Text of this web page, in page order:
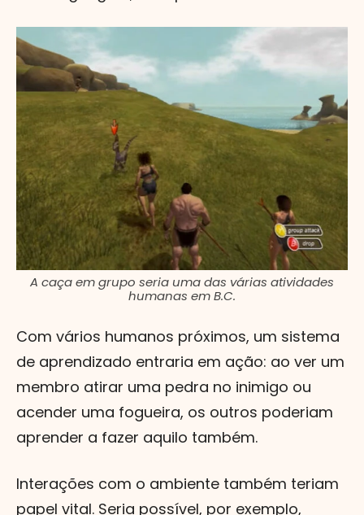
A caça em grupo seria uma das várias atividades
humanas em B.C.
Com vários humanos próximos, um sistema
de aprendizado entraria em ação: ao ver um
membro atirar uma pedra no inimigo ou
acender uma fogueira, os outros poderiam
aprender a fazer aquilo também.
Interações com o ambiente também teriam
papel vital. Seria possível, por exemplo,